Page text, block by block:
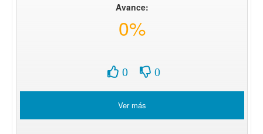
Avance:
0%
0 0
Ver más